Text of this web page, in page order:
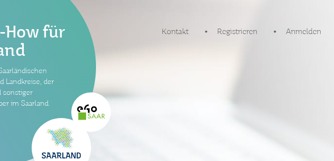
für
Landkreise, der
sonstiger
im Saarland.
Kontakt Registrieren Anmelden